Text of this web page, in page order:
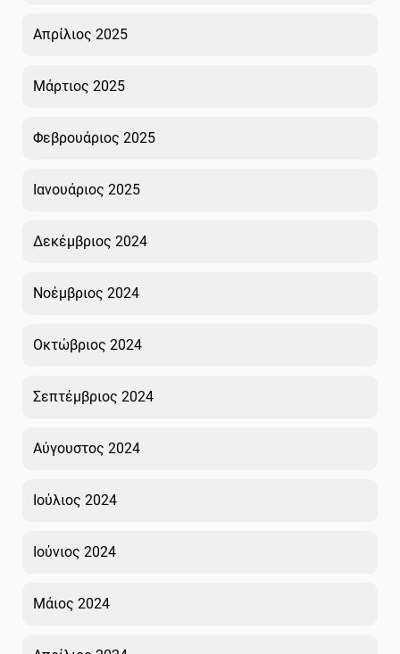
Απρίλιος 2025
Μάρτιος 2025
Φεβρουάριος 2025
Ιανουάριος 2025
Δεκέμβριος 2024
Νοέμβριος 2024
Οκτώβριος 2024
Σεπτέμβριος 2024
Αύγουστος 2024
Ιούλιος 2024
Ιούνιος 2024
Μάιος 2024